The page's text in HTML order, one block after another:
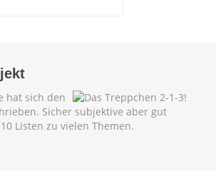
hat sich den
Sicher subjektive aber gut
Listen zu vielen Themen.